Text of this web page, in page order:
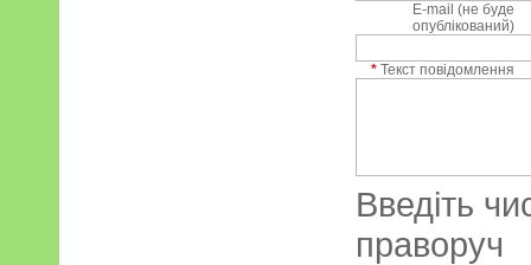
E-mail (не буде
опублікований)
* Текст повідомлення
Введіть
праворуч